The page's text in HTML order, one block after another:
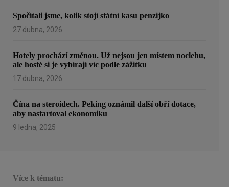
Spočítali jsme, kolik stojí státní kasu penzijko
27 dubna, 2026
Hotely prochází změnou. Už nejsou jen místem noclehu,
ale hosté si je vybírají víc podle zážitku
17 dubna, 2026
Čína na steroidech. Peking oznámil další obří dotace,
aby nastartoval ekonomiku
9 ledna, 2025
Více k tématu: